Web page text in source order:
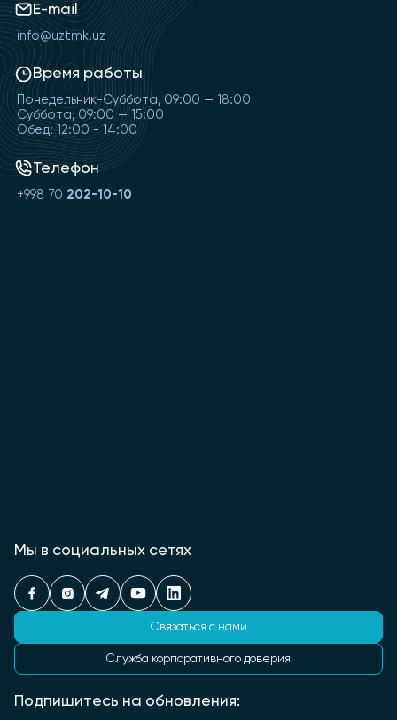
E-mail
info@uztmk.uz
Время работы
Понедельник-Суббота, 09:00 — 18:00
Суббота, 09:00 — 15:00
Обед: 12:00 - 14:00
Телефон
+998 70 202-10-10
Мы в социальных сетях
Связаться с нами
Служба корпоративного доверия
Подпишитесь на обновления: